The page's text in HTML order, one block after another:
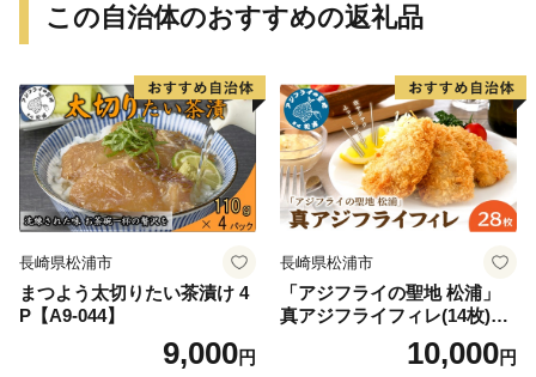
この自治体のおすすめの返礼品
長崎県松浦市
まつよう太切りたい茶漬け 4
P【A9-044】
9,000円
長崎県松浦市
「アジフライの聖地 松浦」
真アジフライフィレ(14枚)×2
10,000円